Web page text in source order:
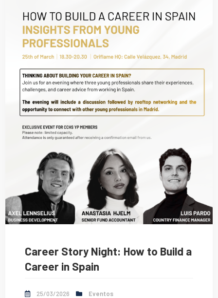
Career Story Night: How to Build a
Career in Spain
25/03/2026 Eventos